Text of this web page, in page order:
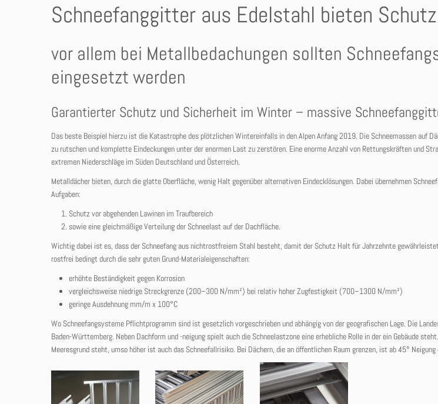
Schneefanggitter aus Edelstahl bieten
vor allem bei Metallbedachungen sollten
eingesetzt werden
Garantierter Schutz und Sicherheit im Winter – massive
Das beste Beispiel hierzu ist die Katastrophe des plötzlichen Wintereinfalls in den Alpen Anfang 2019. Die Schneemassen auf
zu rutschen und komplette Eindeckungen unter der enormen Last zu zerstören. Eine enorme Anzahl von Rettungskräften und
extremen Niederschläge im Süden Deutschland und Österreich.
Metalldächer bieten, durch die glatte Oberfläche, wenig Halt gegenüber alternativen Eindecklösungen. Dabei übernehmen
Aufgaben:
Schutz vor abgehenden Lawinen im Traufbereich
sowie eine gleichmäßige Verteilung der Schneelast auf der Dachfläche.
Wichtig dabei ist es, dass der Schneefang aus nichtrostfreiem Stahl besteht, damit der Schutz Halt für Jahrzehnte
rostfrei bedingt durch die sehr guten Grund-Materialeigenschaften:
erhöhte Beständigkeit gegen Korrosion
vergleichsweise niedrige Streckgrenze (200–300 N/mm²) bei relativ hoher Zugfestigkeit (700–1300 N/mm²)
geringe Ausdehnung mm/m x 100°C
Wo Schneefangsysteme Pflichtprogramm sind ist gesetzlich vorgeschrieben und abhängig von der geografischen Lage. Die
Baden-Württemberg. Neben Dachform und -neigung spielt auch die Schneelastzone eine erhebliche Rolle in der ein Gebäude
Meeresgrund steht, umso höher ist auch das Schneefallrisiko. Bei Dächern, die an öffentlichen Raum grenzen, ist ab 45°